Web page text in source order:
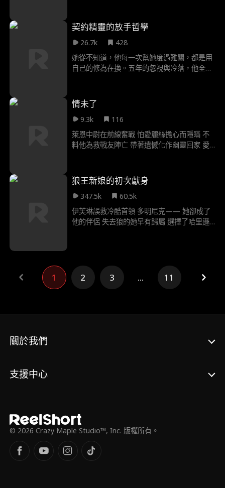
透她心的男人 為何如今成了救命恩人 為何他
感覺不像是人類 艾拉還能再次信任他嗎 還是
面具下藏著更多秘密
契約精靈的放手哲學
26.7k
428
她從不知道，他每一次幫她度過難關，都是用
自己的修為在換。五年的忽視與冷落，他全忍
走，連她生命中的好運也一起帶走了。
情未了
9.3k
116
萊恩中尉在前線奮戰 怕愛麗絲擔心而隱瞞 不
料他為救戰友陣亡 帶著遺憾化作幽靈回家 愛
禮車與送葬隊伍擦身過
狼王新娘的初次獻身
347.5k
60.5k
伊芙琳誤救冷酷首領 多明尼克—— 她卻成了
他的伴侶 失去狼的她早有歸屬 選擇了哈里遜
上一切
1 2 3 ... 11
關於我們
支援中心
© 2026 Crazy Maple Studio™, Inc. 版權所有。